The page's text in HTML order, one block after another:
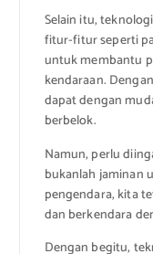
Selain itu,
fitur-fitur seperti
untuk membantu
kendaraan.
dapat dengan
berbelok.
Namun, perlu
bukanlah jaminan
pengendara, kita
dan berkendara
Dengan begitu,